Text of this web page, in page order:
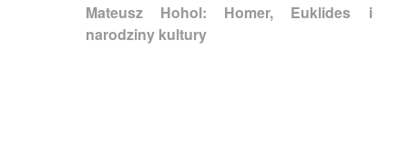
Mateusz Hohol: Homer, Euklides i
narodziny kultury